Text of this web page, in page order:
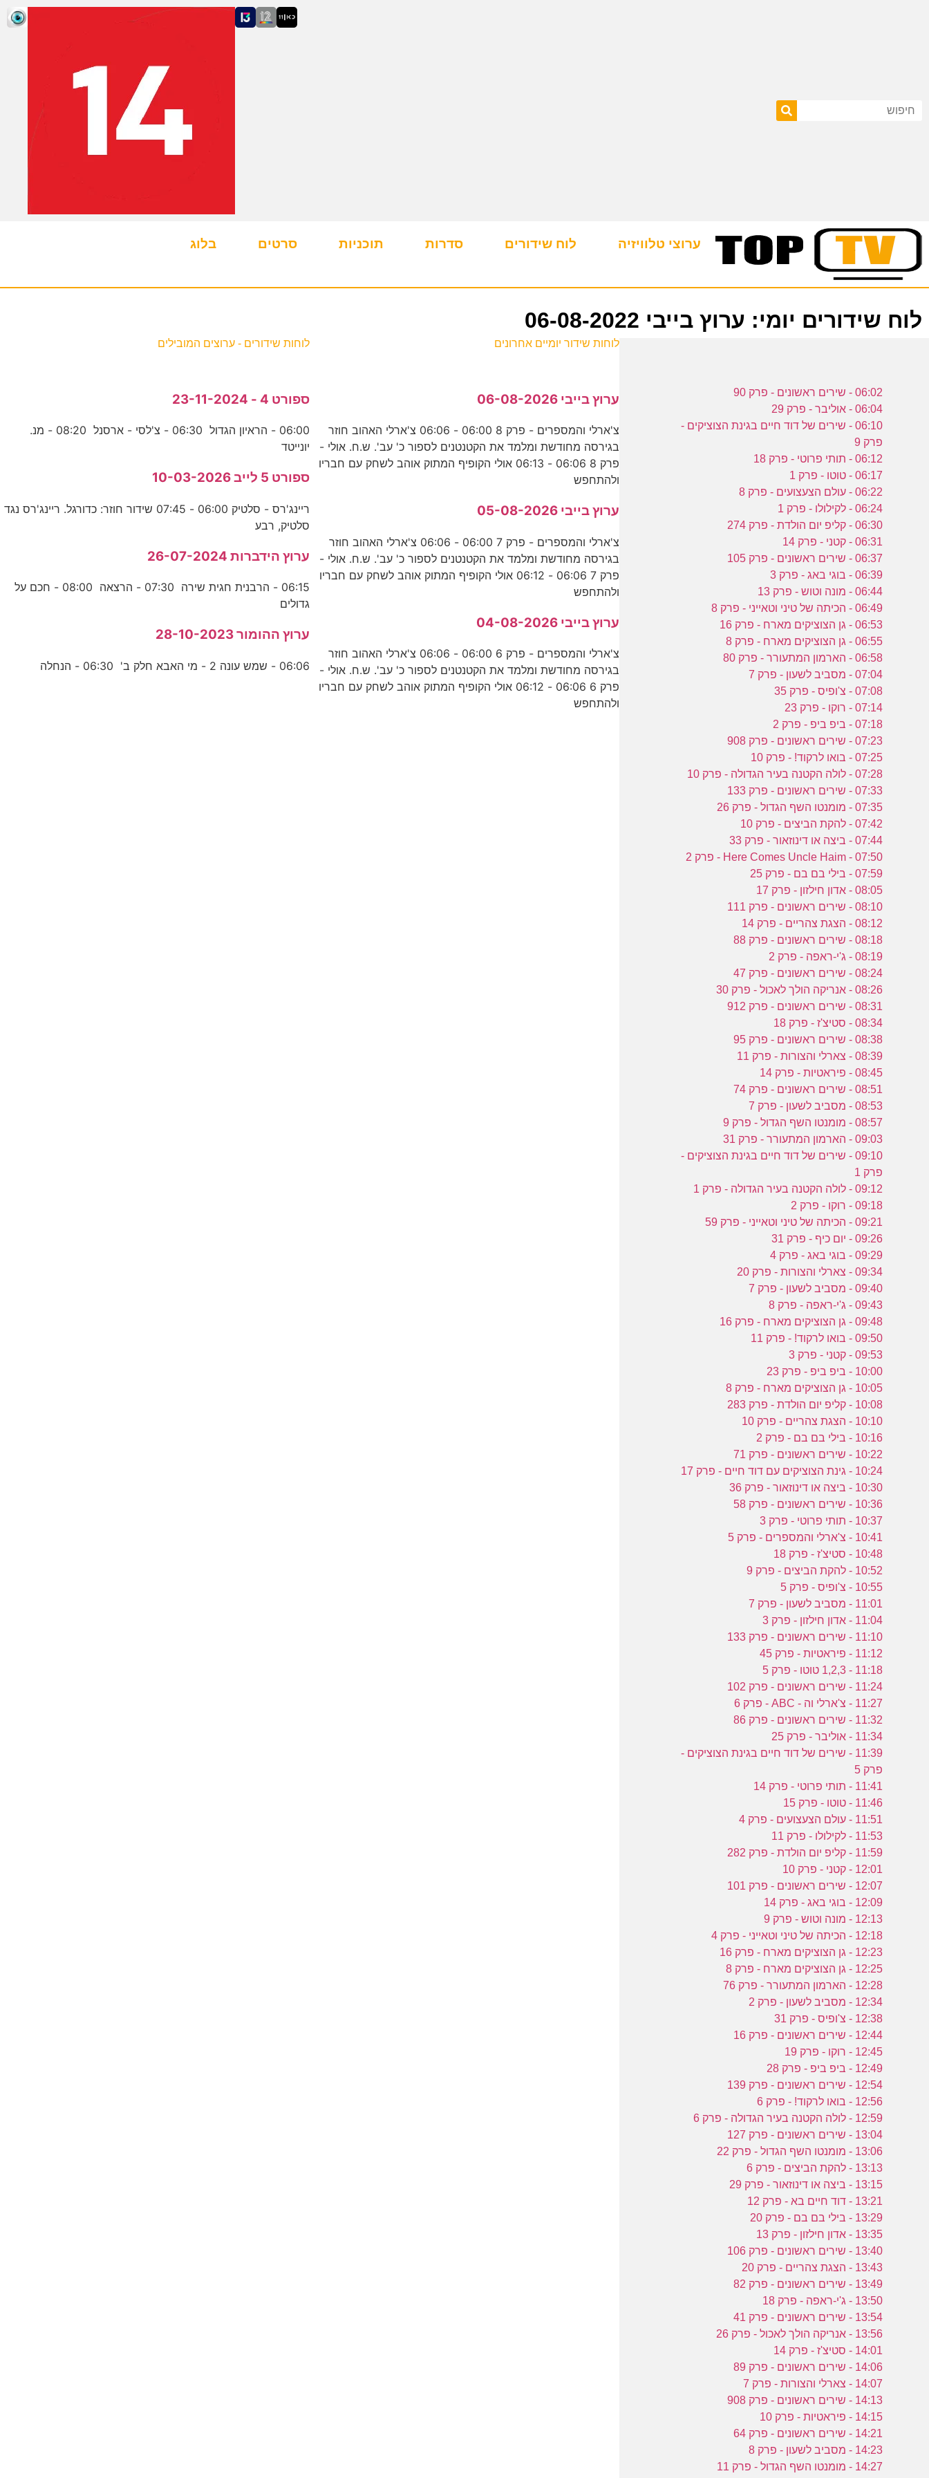
ערוצי טלוויזיה לוח שידורים סדרות תוכניות סרטים בלוג
לוח שידורים יומי: ערוץ בייבי 06-08-2022
06:02 - שירים ראשונים - פרק 90
06:04 - אוליבר - פרק 29
06:10 - שירים של דוד חיים בגינת הצוציקים -
פרק 9
06:12 - תותי פרוטי - פרק 18
06:17 - טוטו - פרק 1
06:22 - עולם הצעצועים - פרק 8
06:24 - לקילולו - פרק 1
06:30 - קליפ יום הולדת - פרק 274
06:31 - קטני - פרק 14
06:37 - שירים ראשונים - פרק 105
06:39 - בוגי באג - פרק 3
06:44 - מונה וטוש - פרק 13
06:49 - הכיתה של טיני וטאייני - פרק 8
06:53 - גן הצוציקים מארח - פרק 16
06:55 - גן הצוציקים מארח - פרק 8
06:58 - הארמון המתעורר - פרק 80
07:04 - מסביב לשעון - פרק 7
07:08 - צ'ופיס - פרק 35
07:14 - רוקו - פרק 23
07:18 - ביפ ביפ - פרק 2
07:23 - שירים ראשונים - פרק 908
07:25 - בואו לרקוד! - פרק 10
07:28 - לולה הקטנה בעיר הגדולה - פרק 10
07:33 - שירים ראשונים - פרק 133
07:35 - מומנטו השף הגדול - פרק 26
07:42 - להקת הביצים - פרק 10
07:44 - ביצה או דינוזאור - פרק 33
07:50 - Here Comes Uncle Haim - פרק 2
07:59 - בילי בם בם - פרק 25
08:05 - אדון חילזון - פרק 17
08:10 - שירים ראשונים - פרק 111
08:12 - הצגת צהריים - פרק 14
08:18 - שירים ראשונים - פרק 88
08:19 - ג'י-ראפה - פרק 2
08:24 - שירים ראשונים - פרק 47
08:26 - אנריקה הולך לאכול - פרק 30
08:31 - שירים ראשונים - פרק 912
08:34 - סטיצ'ז - פרק 18
08:38 - שירים ראשונים - פרק 95
08:39 - צארלי והצורות - פרק 11
08:45 - פיראטיות - פרק 14
08:51 - שירים ראשונים - פרק 74
08:53 - מסביב לשעון - פרק 7
08:57 - מומנטו השף הגדול - פרק 9
09:03 - הארמון המתעורר - פרק 31
09:10 - שירים של דוד חיים בגינת הצוציקים -
פרק 1
09:12 - לולה הקטנה בעיר הגדולה - פרק 1
09:18 - רוקו - פרק 2
09:21 - הכיתה של טיני וטאייני - פרק 59
09:26 - יום כיף - פרק 31
09:29 - בוגי באג - פרק 4
09:34 - צארלי והצורות - פרק 20
09:40 - מסביב לשעון - פרק 7
09:43 - ג'י-ראפה - פרק 8
09:48 - גן הצוציקים מארח - פרק 16
09:50 - בואו לרקוד! - פרק 11
09:53 - קטני - פרק 3
10:00 - ביפ ביפ - פרק 23
10:05 - גן הצוציקים מארח - פרק 8
10:08 - קליפ יום הולדת - פרק 283
10:10 - הצגת צהריים - פרק 10
10:16 - בילי בם בם - פרק 2
10:22 - שירים ראשונים - פרק 71
10:24 - גינת הצוציקים עם דוד חיים - פרק 17
10:30 - ביצה או דינוזאור - פרק 36
10:36 - שירים ראשונים - פרק 58
10:37 - תותי פרוטי - פרק 3
10:41 - צ'ארלי והמספרים - פרק 5
10:48 - סטיצ'ז - פרק 18
10:52 - להקת הביצים - פרק 9
10:55 - צ'ופיס - פרק 5
11:01 - מסביב לשעון - פרק 7
11:04 - אדון חילזון - פרק 3
11:10 - שירים ראשונים - פרק 133
11:12 - פיראטיות - פרק 45
11:18 - 1,2,3 טוטו - פרק 5
11:24 - שירים ראשונים - פרק 102
11:27 - צ'ארלי וה - ABC - פרק 6
11:32 - שירים ראשונים - פרק 86
11:34 - אוליבר - פרק 25
11:39 - שירים של דוד חיים בגינת הצוציקים -
פרק 5
11:41 - תותי פרוטי - פרק 14
11:46 - טוטו - פרק 15
11:51 - עולם הצעצועים - פרק 4
11:53 - לקילולו - פרק 11
11:59 - קליפ יום הולדת - פרק 282
12:01 - קטני - פרק 10
12:07 - שירים ראשונים - פרק 101
12:09 - בוגי באג - פרק 14
12:13 - מונה וטוש - פרק 9
12:18 - הכיתה של טיני וטאייני - פרק 4
12:23 - גן הצוציקים מארח - פרק 16
12:25 - גן הצוציקים מארח - פרק 8
12:28 - הארמון המתעורר - פרק 76
12:34 - מסביב לשעון - פרק 2
12:38 - צ'ופיס - פרק 31
12:44 - שירים ראשונים - פרק 16
12:45 - רוקו - פרק 19
12:49 - ביפ ביפ - פרק 28
12:54 - שירים ראשונים - פרק 139
12:56 - בואו לרקוד! - פרק 6
12:59 - לולה הקטנה בעיר הגדולה - פרק 6
13:04 - שירים ראשונים - פרק 127
13:06 - מומנטו השף הגדול - פרק 22
13:13 - להקת הביצים - פרק 6
13:15 - ביצה או דינוזאור - פרק 29
13:21 - דוד חיים בא - פרק 12
13:29 - בילי בם בם - פרק 20
13:35 - אדון חילזון - פרק 13
13:40 - שירים ראשונים - פרק 106
13:43 - הצגת צהריים - פרק 20
13:49 - שירים ראשונים - פרק 82
13:50 - ג'י-ראפה - פרק 18
13:54 - שירים ראשונים - פרק 41
13:56 - אנריקה הולך לאכול - פרק 26
14:01 - סטיצ'ז - פרק 14
14:06 - שירים ראשונים - פרק 89
14:07 - צארלי והצורות - פרק 7
14:13 - שירים ראשונים - פרק 908
14:15 - פיראטיות - פרק 10
14:21 - שירים ראשונים - פרק 64
14:23 - מסביב לשעון - פרק 8
14:27 - מומנטו השף הגדול - פרק 11
לוחות שידור יומיים אחרונים
ערוץ בייבי 06-08-2026
צ'ארלי והמספרים - פרק 8 06:00 - 06:06 צ'ארלי האהוב חוזר
בגירסה מחודשת ומלמד את הקטנטנים לספור כ' עב'. ש.ח. אולי -
פרק 8 06:06 - 06:13 אולי הקופיף המתוק אוהב לשחק עם חבריו
ולהתחפש
ערוץ בייבי 05-08-2026
צ'ארלי והמספרים - פרק 7 06:00 - 06:06 צ'ארלי האהוב חוזר
בגירסה מחודשת ומלמד את הקטנטנים לספור כ' עב'. ש.ח. אולי -
פרק 7 06:06 - 06:12 אולי הקופיף המתוק אוהב לשחק עם חבריו
ולהתחפש
ערוץ בייבי 04-08-2026
צ'ארלי והמספרים - פרק 6 06:00 - 06:06 צ'ארלי האהוב חוזר
בגירסה מחודשת ומלמד את הקטנטנים לספור כ' עב'. ש.ח. אולי -
פרק 6 06:06 - 06:12 אולי הקופיף המתוק אוהב לשחק עם חבריו
ולהתחפש
לוחות שידורים - ערוצים המובילים
ספורט 4 - 23-11-2024
06:00 - הראיון הגדול 06:30 - צ'לסי - ארסנל 08:20 - מנ.
יונייטד
ספורט 5 לייב 10-03-2026
ריינג'רס - סלטיק 06:00 - 07:45 שידור חוזר: כדורגל. ריינג'רס נגד
סלטיק, רבע
ערוץ הידברות 26-07-2024
06:15 - הרבנית חגית שירה 07:30 - הרצאה 08:00 - חכם על
גדולים
ערוץ ההומור 28-10-2023
06:06 - שמש עונה 2 - מי האבא חלק ב' 06:30 - הנחלה